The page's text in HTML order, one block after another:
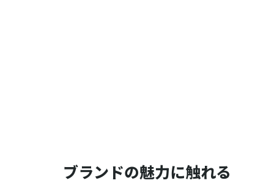
ブランドの魅力に触れる